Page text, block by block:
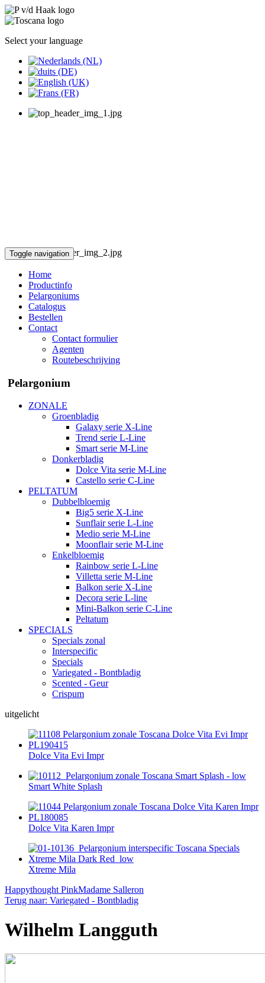
Select your language
Toggle navigation
Home
Productinfo
Pelargoniums
Catalogus
Bestellen
Contact
Contact formulier
Agenten
Routebeschrijving
Pelargonium
ZONALE
Groenbladig
Galaxy serie X-Line
Trend serie L-Line
Smart serie M-Line
Donkerbladig
Dolce Vita serie M-Line
Castello serie C-Line
PELTATUM
Dubbelbloemig
Big5 serie X-Line
Sunflair serie L-Line
Medio serie M-Line
Moonflair serie M-Line
Enkelbloemig
Rainbow serie L-Line
Villetta serie M-Line
Balkon serie X-Line
Decora serie L-line
Mini-Balkon serie C-Line
Peltatum
SPECIALS
Specials zonal
Interspecific
Specials
Variegated - Bontbladig
Scented - Geur
Crispum
uitgelicht
Dolce Vita Evi Impr
Smart White Splash
Dolce Vita Karen Impr
Xtreme Mila
Happythought PinkMadame Salleron
Terug naar: Variegated - Bontbladig
Wilhelm Langguth